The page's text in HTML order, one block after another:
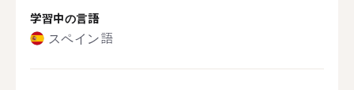
学習中の言語
スペイン語